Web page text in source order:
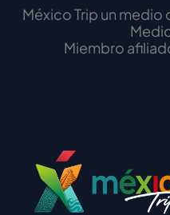
México Trip un
Miembro